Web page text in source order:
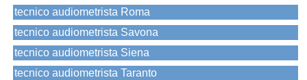
tecnico audiometrista Roma
tecnico audiometrista Savona
tecnico audiometrista Siena
tecnico audiometrista Taranto